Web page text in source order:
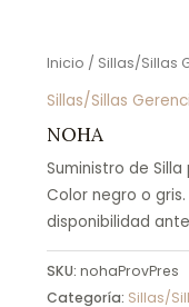
Inicio / Sillas/Sillas
Sillas/Sillas
NOHA
Suministro de
Color negro o
disponibilidad
SKU:nohaProvPres
Categoría: Sillas/